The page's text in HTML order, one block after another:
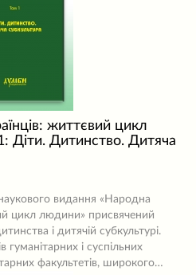
життєвий цикл
Діти. Дитинство. Дитяча
видання «Народна
цикл людини» присвячений
і дитячій субкультурі.
гуманітарних і суспільних
факультетів, широкого…